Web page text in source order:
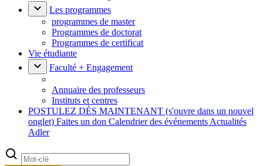
Les programmes
programmes de master
Programmes de doctorat
Programmes de certificat
Vie étudiante
Faculté + Engagement
Annuaire des professeurs
Instituts et centres
POSTULEZ DÈS MAINTENANT (s'ouvre dans un nouvel
onglet) Faites un don Calendrier des événements Actualités
Adler